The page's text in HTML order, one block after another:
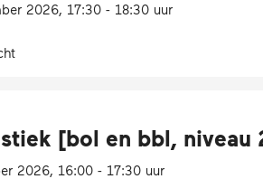
2026, 17:30 - 18:30 uur
[bol en bbl, niveau
2026, 16:00 - 17:30 uur